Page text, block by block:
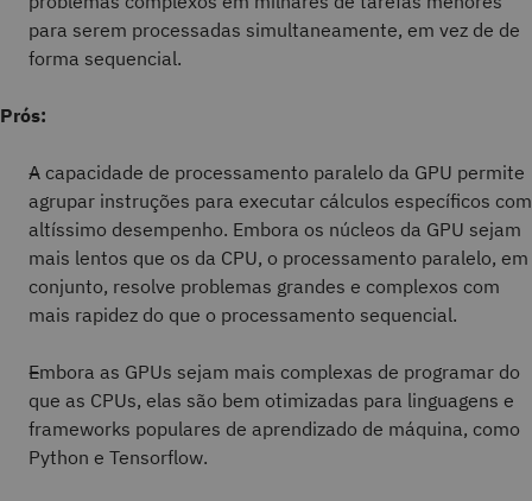
para serem processadas simultaneamente, em vez de de
forma sequencial.
Prós:
A capacidade de processamento paralelo da GPU permite
agrupar instruções para executar cálculos específicos com
altíssimo desempenho. Embora os núcleos da GPU sejam
mais lentos que os da CPU, o processamento paralelo, em
conjunto, resolve problemas grandes e complexos com
mais rapidez do que o processamento sequencial.
Embora as GPUs sejam mais complexas de programar do
que as CPUs, elas são bem otimizadas para linguagens e
frameworks populares de aprendizado de máquina, como
Python e Tensorflow.